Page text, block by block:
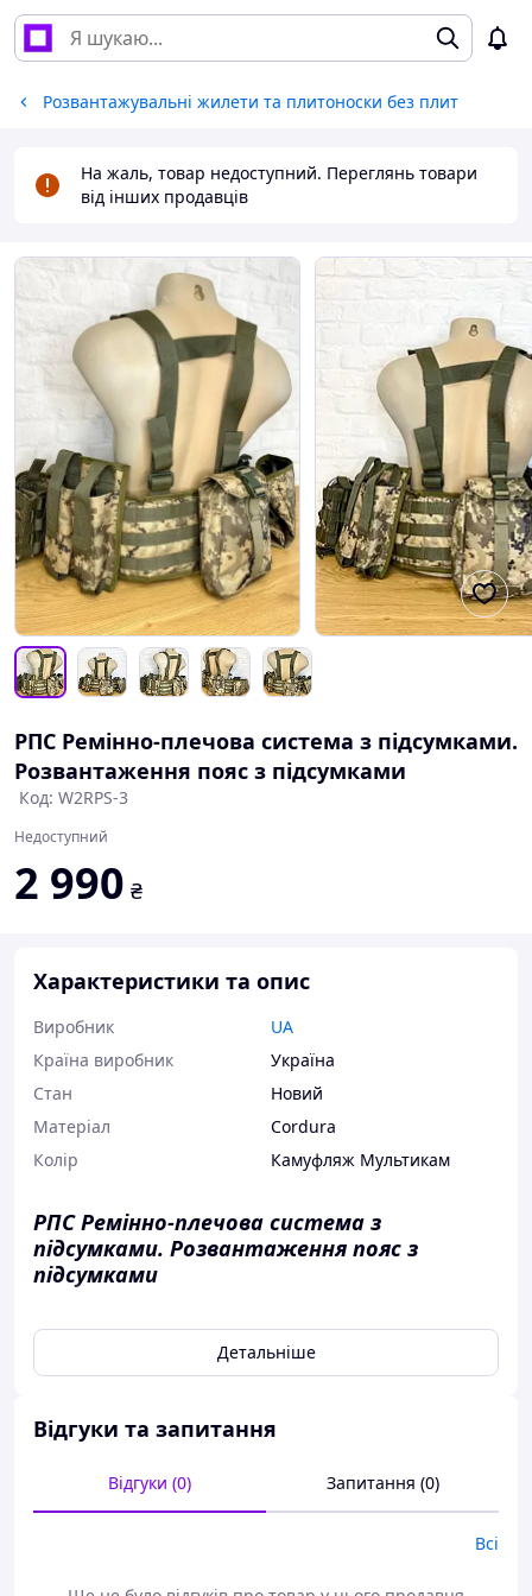
Розвантажувальні жилети та плитоноски без плит
На жаль, товар недоступний. Переглянь товари
від інших продавців
РПС Ремінно-плечова система з підсумками.
Розвантаження пояс з підсумками
Код: W2RPS-3
Недоступний
2 990 ₴
Характеристики та опис
Виробник
UA
Країна виробник
Україна
Стан
Новий
Матеріал
Cordura
Колір
Камуфляж Мультикам
РПС Ремінно-плечова система з
підсумками. Розвантаження пояс з
підсумками
Детальніше
Відгуки та запитання
Відгуки (0) Запитання (0)
Всі